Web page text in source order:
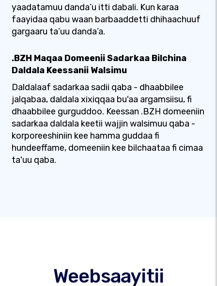
yaadatamuu danda’u itti dabali. Kun karaa
faayidaa qabu waan barbaaddetti dhihaachuuf
gargaaru ta’uu danda’a.
.BZH Maqaa Domeenii Sadarkaa Bilchina
Daldala Keessanii Walsimu
Daldalaaf sadarkaa sadii qaba - dhaabbilee
jalqabaa, daldala xixiqqaa bu'aa argamsiisu, fi
dhaabbilee gurguddoo. Keessan .BZH domeeniin
sadarkaa daldala keetii wajjin walsimuu qaba -
korporeeshiniin kee hamma guddaa fi
hundeeffame, domeeniin kee bilchaataa fi cimaa
ta'uu qaba.
Weebsaayitii